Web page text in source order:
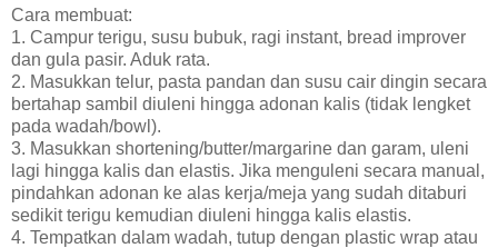
Cara membuat:
1. Campur terigu, susu bubuk, ragi instant, bread improver
dan gula pasir. Aduk rata.
2. Masukkan telur, pasta pandan dan susu cair dingin secara
bertahap sambil diuleni hingga adonan kalis (tidak lengket
pada wadah/bowl).
3. Masukkan shortening/butter/margarine dan garam, uleni
lagi hingga kalis dan elastis. Jika menguleni secara manual,
pindahkan adonan ke alas kerja/meja yang sudah ditaburi
sedikit terigu kemudian diuleni hingga kalis elastis.
4. Tempatkan dalam wadah, tutup dengan plastic wrap atau